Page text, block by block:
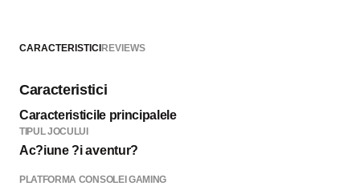
CARACTERISTICIREVIEWS
Caracteristici
Caracteristicile principalele
TIPUL JOCULUI
Ac?iune ?i aventur?
PLATFORMA CONSOLEI GAMING